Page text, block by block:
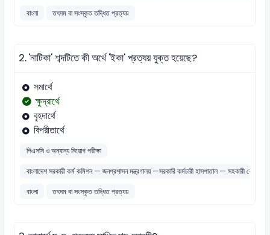
বাংলা
তৎসম বা সংস্কৃত তদ্ধিত প্রত্যয়
2.'নাটিকা' শব্দটিতে কী অর্থে 'ইকা' প্রত্যয় যুক্ত হয়েছে?
সমার্থে
ক্ষুদ্রার্থে
বৃহদার্থে
বিপরীতার্থে
পিএসসি ও অন্যান্য নিয়োগ পরীক্ষা
বাংলাদেশ সরকারী কর্ম কমিশন — জনপ্রশাসন মন্ত্রণালয় —সরকারি কর্মচারী হাসপাতাল — সহকারী রেজিস্টার
বাংলা
তৎসম বা সংস্কৃত তদ্ধিত প্রত্যয়